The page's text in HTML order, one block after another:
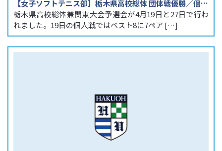
【女子ソフトテニス部】栃木県高校総体 団体戦優勝／個人戦 螺良・富山ペア優勝
栃木県高校総体兼関東大会予選会が4月19日と27日で行わ
れました。19日の個人戦ではベスト8に7ペア […]